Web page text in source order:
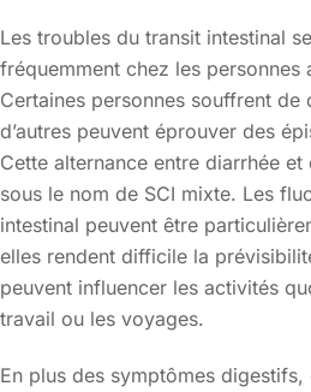
Les troubles du transit intestinal
fréquemment chez les personnes
Certaines personnes souffrent de
d’autres peuvent éprouver des
Cette alternance entre diarrhée
sous le nom de SCI mixte. Les
intestinal peuvent être
elles rendent difficile la
peuvent influencer les activités
travail ou les voyages.
En plus des symptômes digestifs,